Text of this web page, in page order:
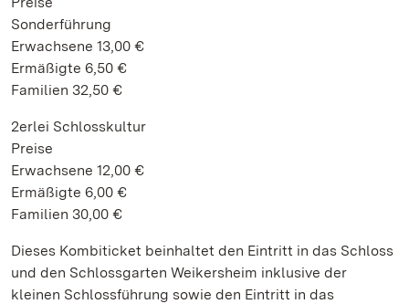
Sonderführung
Erwachsene 13,00 €
Ermäßigte 6,50 €
Familien 32,50 €
2erlei Schlosskultur
Preise
Erwachsene 12,00 €
Ermäßigte 6,00 €
Familien 30,00 €
Dieses Kombiticket beinhaltet den Eintritt in das Schloss
und den Schlossgarten Weikersheim inklusive der
kleinen Schlossführung sowie den Eintritt in das